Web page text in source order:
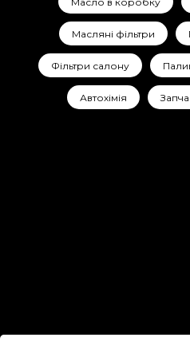
Масляні фільтри
Фільтри салону
Автохімія